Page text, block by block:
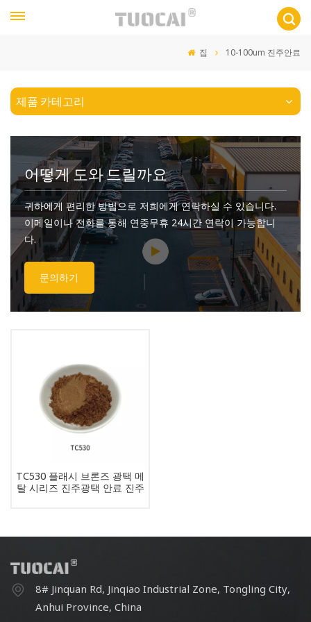
집 10-100um 진주안료
제품 카테고리
어떻게 도와 드릴까요
귀하에게 편리한 방법으로 저희에게 연락하실 수 있습니다.
이메일이나 전화를 통해 연중무휴 24시간 연락이 가능합니
다.
문의하기
TC530 플래시 브론즈 광택 메
탈 시리즈 진주광택 안료 진주
8# Jinquan Rd, Jinqiao Industrial Zone, Tongling City,
Anhui Province, China